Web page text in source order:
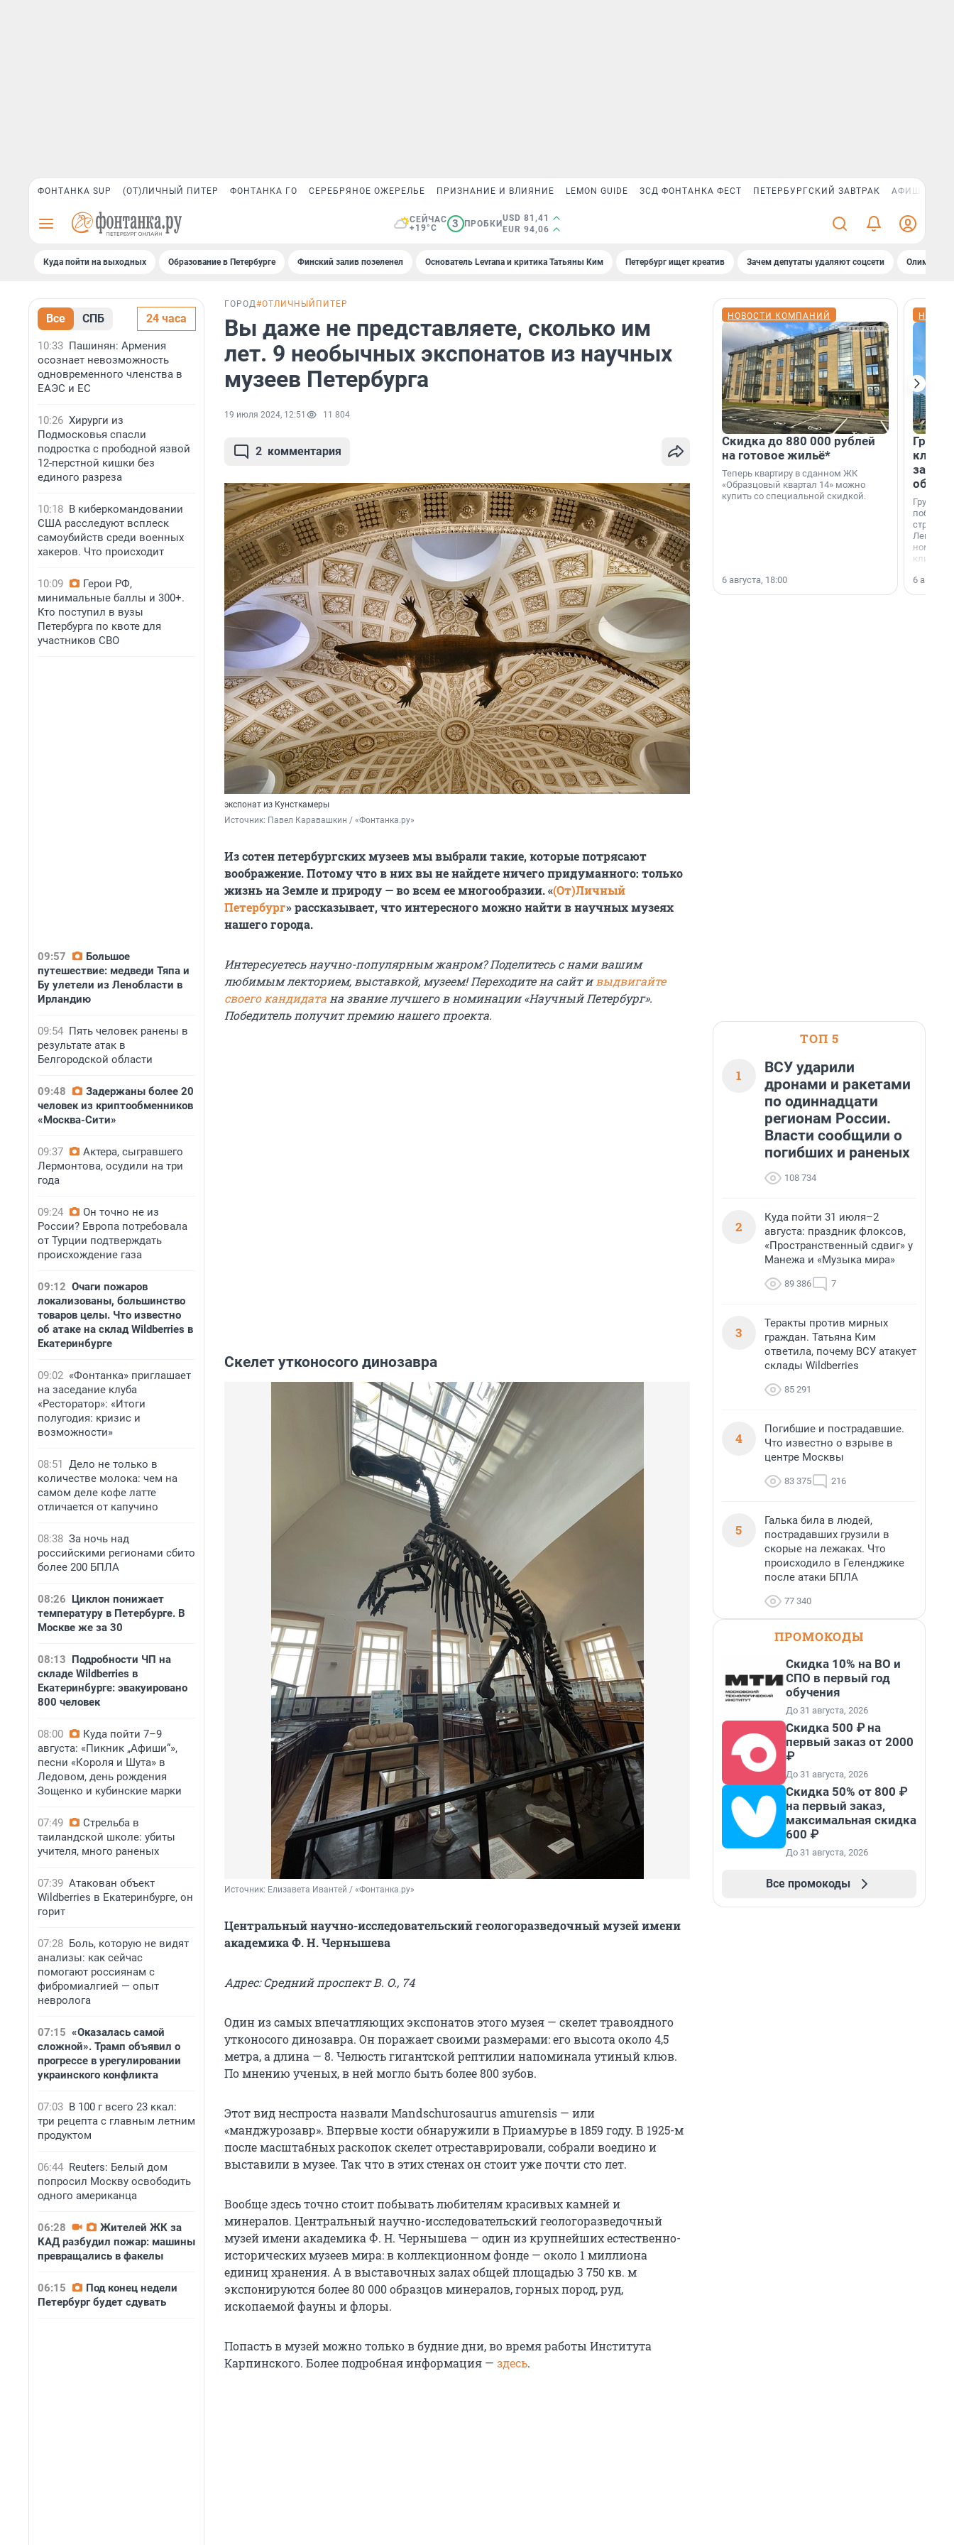
ФОНТАНКА SUP (ОТ)ЛИЧНЫЙ ПИТЕР ФОНТАНКА ГО СЕРЕБРЯНОЕ ОЖЕРЕЛЬЕ ПРИЗНАНИЕ И ВЛИЯНИЕ LEMON GUIDE ЗСД ФОНТАНКА ФЕСТ ПЕТЕРБУРГСКИЙ ЗАВТРАК АФИША PLUS
СЕЙЧАС
+19°C
3 ПРОБКИ
USD 81,41
EUR 94,06
Куда пойти на выходных Образование в Петербурге Финский залив позеленел Основатель Levrana и критика Татьяны Ким Петербург ищет креатив Зачем депутаты удаляют соцсети
Все СПБ 24 часа
10:33 Пашинян: Армения
осознает невозможность
одновременного членства в
ЕАЭС и ЕС
10:26 Хирурги из
Подмосковья спасли
подростка с прободной язвой
12-перстной кишки без
единого разреза
10:18 В киберкомандовании
США расследуют всплеск
самоубийств среди военных
хакеров. Что происходит
10:09
Герои РФ,
минимальные баллы и 300+.
Кто поступил в вузы
Петербурга по квоте для
участников СВО
09:57
Большое
путешествие: медведи Тяпа и
Бу улетели из Ленобласти в
Ирландию
09:54 Пять человек ранены в
результате атак в
Белгородской области
09:48
Задержаны более 20
человек из криптообменников
«Москва-Сити»
09:37
Актера, сыгравшего
Лермонтова, осудили на три
года
09:24
Он точно не из
России? Европа потребовала
от Турции подтверждать
происхождение газа
09:12 Очаги пожаров
локализованы, большинство
товаров целы. Что известно
об атаке на склад Wildberries в
Екатеринбурге
09:02 «Фонтанка» приглашает
на заседание клуба
«Ресторатор»: «Итоги
полугодия: кризис и
возможности»
08:51 Дело не только в
количестве молока: чем на
самом деле кофе латте
отличается от капучино
08:38 За ночь над
российскими регионами сбито
более 200 БПЛА
08:26 Циклон понижает
температуру в Петербурге. В
Москве же за 30
08:13 Подробности ЧП на
складе Wildberries в
Екатеринбурге: эвакуировано
800 человек
08:00
Куда пойти 7–9
августа: «Пикник „Афиши“»,
песни «Короля и Шута» в
Ледовом, день рождения
Зощенко и кубинские марки
07:49
Стрельба в
таиландской школе: убиты
учителя, много раненых
07:39 Атакован объект
Wildberries в Екатеринбурге, он
горит
07:28 Боль, которую не видят
анализы: как сейчас
помогают россиянам с
фибромиалгией — опыт
невролога
07:15 «Оказалась самой
сложной». Трамп объявил о
прогрессе в урегулировании
украинского конфликта
07:03 В 100 г всего 23 ккал:
три рецепта с главным летним
продуктом
06:44 Reuters: Белый дом
попросил Москву освободить
одного американца
06:28
Жителей ЖК за
КАД разбудил пожар: машины
превращались в факелы
06:15
Под конец недели
Петербург будет сдувать
ГОРОД#ОТЛИЧНЫЙПИТЕР
Вы даже не представляете, сколько им
лет. 9 необычных экспонатов из научных
музеев Петербурга
19 июля 2024, 12:51 11 804
2 комментария
экспонат из Кунсткамеры
Источник: Павел Каравашкин / «Фонтанка.ру»
Из сотен петербургских музеев мы выбрали такие, которые потрясают
воображение. Потому что в них вы не найдете ничего придуманного: только
жизнь на Земле и природу — во всем ее многообразии. «(От)Личный
Петербург» рассказывает, что интересного можно найти в научных музеях
нашего города.
Интересуетесь научно-популярным жанром? Поделитесь с нами вашим
любимым лекторием, выставкой, музеем! Переходите на сайт и выдвигайте
своего кандидата на звание лучшего в номинации «Научный Петербург».
Победитель получит премию нашего проекта.
Скелет утконосого динозавра
Источник: Елизавета Ивантей / «Фонтанка.ру»
Центральный научно-исследовательский геологоразведочный музей имени
академика Ф. Н. Чернышева
Адрес: Средний проспект В. О., 74
Один из самых впечатляющих экспонатов этого музея — скелет травоядного
утконосого динозавра. Он поражает своими размерами: его высота около 4,5
метра, а длина — 8. Челюсть гигантской рептилии напоминала утиный клюв.
По мнению ученых, в ней могло быть более 800 зубов.
Этот вид неспроста назвали Mandschurosaurus amurensis — или
«манджурозавр». Впервые кости обнаружили в Приамурье в 1859 году. В 1925-м
после масштабных раскопок скелет отреставрировали, собрали воедино и
выставили в музее. Так что в этих стенах он стоит уже почти сто лет.
Вообще здесь точно стоит побывать любителям красивых камней и
минералов. Центральный научно-исследовательский геологоразведочный
музей имени академика Ф. Н. Чернышева — один из крупнейших естественно-
исторических музеев мира: в коллекционном фонде — около 1 миллиона
единиц хранения. А в выставочных залах общей площадью 3 750 кв. м
экспонируются более 80 000 образцов минералов, горных пород, руд,
ископаемой фауны и флоры.
Попасть в музей можно только в будние дни, во время работы Института
Карпинского. Более подробная информация — здесь.
НОВОСТИ КОМПАНИЙ
Скидка до 880 000 рублей
на готовое жильё*
Теперь квартиру в сданном ЖК
«Образцовый квартал 14» можно
купить со специальной скидкой.
6 августа, 18:00
Группа
области».
6
ТОП 5
1
ВСУ ударили
дронами и ракетами
по одиннадцати
регионам России.
Власти сообщили о
погибших и раненых
108 734
2
Куда пойти 31 июля–2
августа: праздник флоксов,
«Пространственный сдвиг» у
Манежа и «Музыка мира»
89 386 7
3
Теракты против мирных
граждан. Татьяна Ким
ответила, почему ВСУ атакует
склады Wildberries
85 291
4
Погибшие и пострадавшие.
Что известно о взрыве в
центре Москвы
83 375 216
5
Галька била в людей,
пострадавших грузили в
скорые на лежаках. Что
происходило в Геленджике
после атаки БПЛА
77 340
ПРОМОКОДЫ
Скидка 10% на ВО и
СПО в первый год
обучения
До 31 августа, 2026
Скидка 500 ₽ на
первый заказ от 2000
₽
До 31 августа, 2026
Скидка 50% от 800 ₽
на первый заказ,
максимальная скидка
600 ₽
До 31 августа, 2026
Все промокоды